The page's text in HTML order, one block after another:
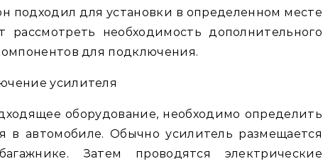
подходил для установки в определенном месте
рассмотреть необходимость дополнительного
для подключения.
усилителя
оборудование, необходимо определить
в автомобиле. Обычно усилитель размещается
Затем проводятся электрические